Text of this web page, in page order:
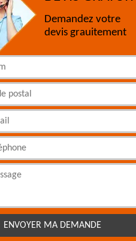
Demandez votre
devis grauitement